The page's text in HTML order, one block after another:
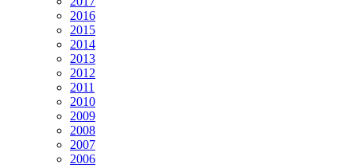
2016
2015
2014
2013
2012
2011
2010
2009
2008
2007
2006